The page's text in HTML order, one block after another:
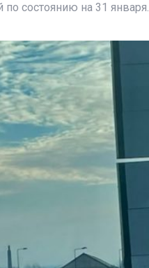
состоянию на 31 января.